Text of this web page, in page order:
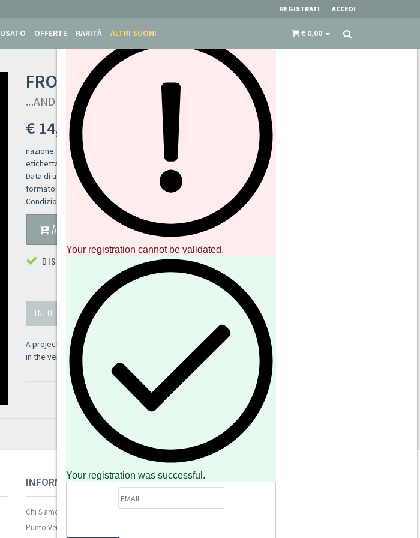
REGISTRATI ACCEDI
USATO OFFERTE RARITÀ ALTRI SUONI € 0,00
FROM DISTANT HILLS
...AND WHISPERING TREES
€ 14,00
nazione:
etichetta: Purity Through Fire
Data di uscita: 21 aprile 2026
formato: CD
Condizione: Nuovo
AGGIUNGI AL CARRELLO
DISPONIBILE
INFO BRANI
A project of Ungod (SAD / NECROHELL/ BLOODMOON ECLIPSE) and Throne (HOR)
in the vein of BERGRIZEN, AASKEREIA
INFORMAZIONI
Chi Siamo
Punto Vendita
ACCOUNT
Registrati
Your registration cannot be validated.
Your registration was successful.